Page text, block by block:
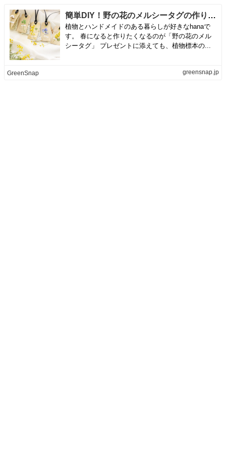
簡単DIY！野の花のメルシータグの作り方｜🍀GreenSnap（グリーンスナップ）
植物とハンドメイドのある暮らしが好きなhanaで
す。 春になると作りたくなるのが「野の花のメル
シータグ」 プレゼントに添えても、植物標本の...
GreenSnap greensnap.jp